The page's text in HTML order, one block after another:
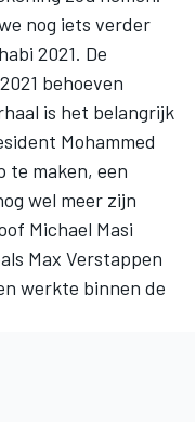
nog iets verder
2021. De
behoeven
is het belangrijk
Mohammed
te maken, een
wel meer zijn
Michael Masi
Max Verstappen
werkte binnen de